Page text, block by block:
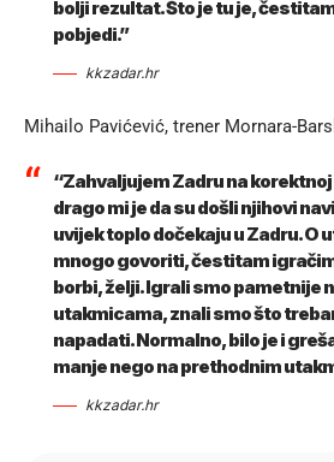
bolji rezultat. Što je tu je,
pobjedi.”
kkzadar.hr
Mihailo Pavićević, trener Mornara-
“Zahvaljujem Zadru na
drago mi je da su došli njihovi
uvijek toplo dočekaju u Zadru. O
mnogo govoriti, čestitam
borbi, želji. Igrali smo pametnije
utakmicama, znali smo što
napadati. Normalno, bilo je i
manje nego na prethodnim
kkzadar.hr